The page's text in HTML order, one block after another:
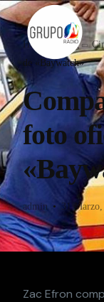
Home Blog
de «Baywatch»
foto
admin 31
Zac Efron